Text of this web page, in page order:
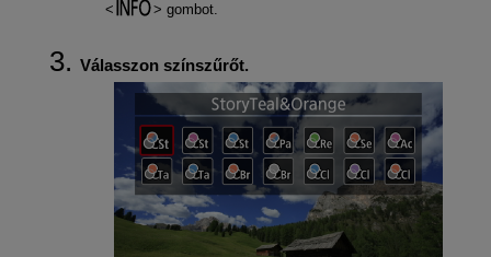
gombot.
Válasszon színszűrőt.